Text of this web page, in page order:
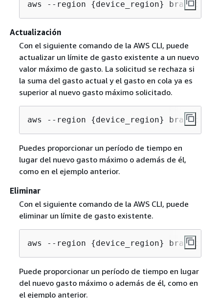
aws --region {device_region} braket
Actualización
Con el siguiente comando de la AWS CLI, puede
actualizar un límite de gasto existente a un nuevo
valor máximo de gasto. La solicitud se rechaza si
la suma del gasto actual y el gasto en cola ya es
superior al nuevo gasto máximo solicitado.
aws --region {device_region} braket
Puedes proporcionar un período de tiempo en
lugar del nuevo gasto máximo o además de él,
como en el ejemplo anterior.
Eliminar
Con el siguiente comando de la AWS CLI, puede
eliminar un límite de gasto existente.
aws --region {device_region} braket
Puede proporcionar un período de tiempo en lugar
del nuevo gasto máximo o además de él, como en
el ejemplo anterior.